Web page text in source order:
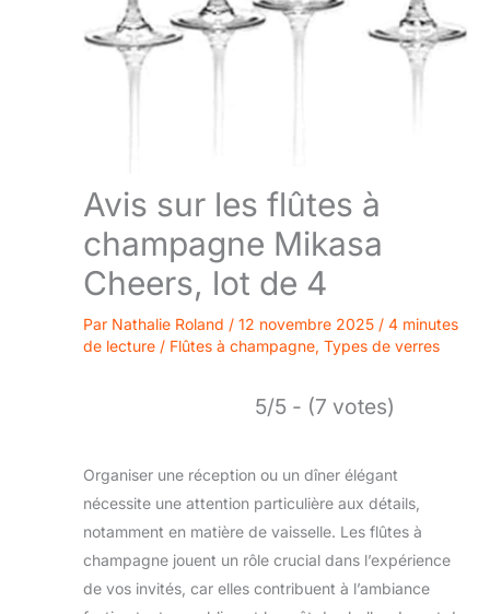
Avis sur les flûtes à
champagne Mikasa
Cheers, lot de 4
Par Nathalie Roland / 12 novembre 2025 / 4 minutes
de lecture / Flûtes à champagne, Types de verres
5/5 - (7 votes)
Organiser une réception ou un dîner élégant
nécessite une attention particulière aux détails,
notamment en matière de vaisselle. Les flûtes à
champagne jouent un rôle crucial dans l’expérience
de vos invités, car elles contribuent à l’ambiance